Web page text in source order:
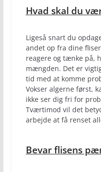
Hvad skal du
Ligeså snart du
andet op fra dine
reagere og tænke på,
mængden. Det er
tid med at komme
Vokser algerne først,
ikke ser dig fri for
Tværtimod vil det
arbejde at få renset
Bevar flisens